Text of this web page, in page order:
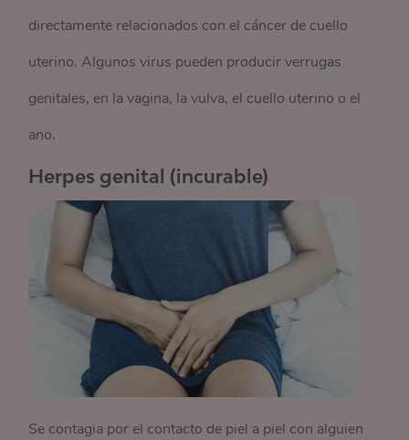
directamente relacionados con el cáncer de cuello
uterino. Algunos virus pueden producir verrugas
genitales, en la vagina, la vulva, el cuello uterino o el
ano.
Herpes genital (incurable)
Se contagia por el contacto de piel a piel con alguien